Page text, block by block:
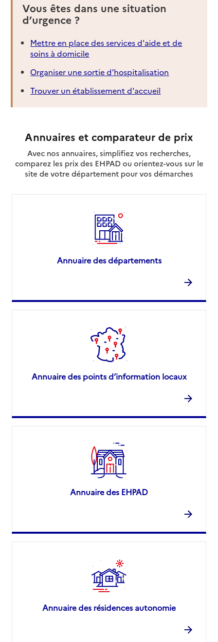
Vous êtes dans une situation
d’urgence ?
Mettre en place des services d'aide et de
soins à domicile
Organiser une sortie d'hospitalisation
Trouver un établissement d'accueil
Annuaires et comparateur de prix
Avec nos annuaires, simplifiez vos recherches,
comparez les prix des EHPAD ou orientez-vous sur le
site de votre département pour vos démarches
Annuaire des départements
Annuaire des points d’information locaux
Annuaire des EHPAD
Annuaire des résidences autonomie